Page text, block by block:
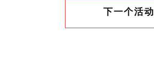
下一个活动